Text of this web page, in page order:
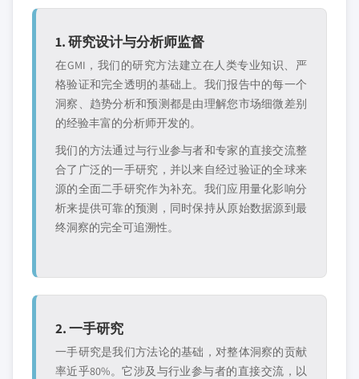
1. 研究设计与分析师监督
在GMI，我们的研究方法建立在人类专业知识、严
格验证和完全透明的基础上。我们报告中的每一个
洞察、趋势分析和预测都是由理解您市场细微差别
的经验丰富的分析师开发的。
我们的方法通过与行业参与者和专家的直接交流整
合了广泛的一手研究，并以来自经过验证的全球来
源的全面二手研究作为补充。我们应用量化影响分
析来提供可靠的预测，同时保持从原始数据源到最
终洞察的完全可追溯性。
2. 一手研究
一手研究是我们方法论的基础，对整体洞察的贡献
率近乎80%。它涉及与行业参与者的直接交流，以